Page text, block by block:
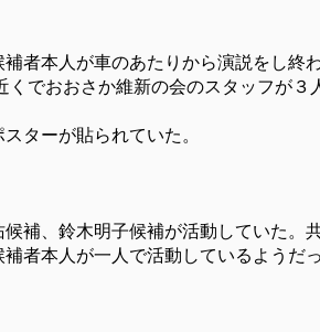
者本人が車のあたりから演説をし終
でおおさか維新の会のスタッフが３
ターが貼られていた。
補、鈴木明子候補が活動していた。
者本人が一人で活動しているようだっ